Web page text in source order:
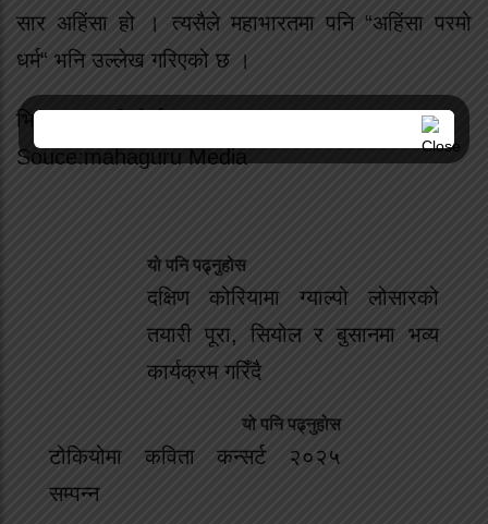
सार अहिंसा हो । त्यसैले महाभारतमा पनि “अहिंसा परमो
धर्म“ भनि उल्लेख गरिएको छ ।
भिक्षु आङ फुरी शेर्पा
Souce:mahaguru Media
यो पनि पढ्नुहोस
दक्षिण कोरियामा ग्याल्पो लोसारको
तयारी पूरा, सियोल र बुसानमा भव्य
कार्यक्रम गरिँदै
यो पनि पढ्नुहोस
टोकियोमा कविता कन्सर्ट २०२५
सम्पन्न